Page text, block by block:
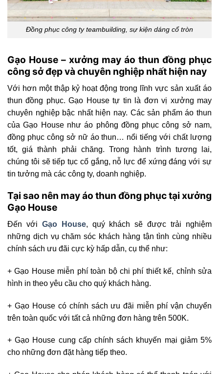
Đồng phục công ty teambuilding, sự kiện dáng cổ tròn
Gạo House – xưởng may áo thun đồng phục
công sở đẹp và chuyên nghiệp nhất hiện nay
Với hơn một thập kỷ hoạt động trong lĩnh vực sản xuất áo
thun đồng phục. Gạo House tự tin là đơn vị xưởng may
chuyên nghiệp bậc nhất hiện nay. Các sản phẩm áo thun
của Gạo House như áo phông đồng phục công sở nam,
đồng phục công sở nữ áo thun… nổi tiếng với chất lượng
tốt, giá thành phải chăng. Trong hành trình tương lai,
chúng tôi sẽ tiếp tục cố gắng, nỗ lực để xứng đáng với sự
tin tưởng mà các công ty, doanh nghiệp.
Tại sao nên may áo thun đồng phục tại xưởng
Gạo House
Đến với Gạo House, quý khách sẽ được trải nghiệm
những dịch vụ chăm sóc khách hàng tận tình cùng nhiều
chính sách ưu đãi cực kỳ hấp dẫn, cụ thể như:
+ Gạo House miễn phí toàn bộ chi phí thiết kế, chỉnh sửa
hình in theo yêu cầu cho quý khách hàng.
+ Gạo House có chính sách ưu đãi miễn phí vận chuyển
trên toàn quốc với tất cả những đơn hàng trên 500K.
+ Gạo House cung cấp chính sách khuyến mại giảm 5%
cho những đơn đặt hàng tiếp theo.